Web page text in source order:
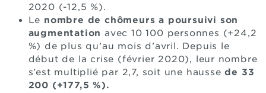
2020 (-12,5 %).
Le nombre de chômeurs a poursuivi son
augmentation avec 10 100 personnes (+24,2
%) de plus qu’au mois d’avril. Depuis le
début de la crise (février 2020), leur nombre
s’est multiplié par 2,7, soit une haussede 33
200 (+177,5 %).